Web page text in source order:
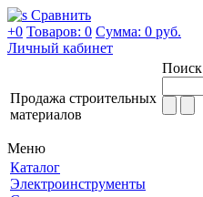
Сравнить
+0 Товаров: 0 Сумма: 0 руб.
Личный кабинет
Продажа строительных
материалов
Поиск
Меню
Каталог
Электроинструменты